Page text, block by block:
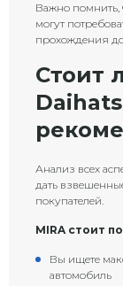
Важно помнить,
могут
прохождения
Стоит
Анализ всех
дать
покупателей.
MIRA стоит
Вы ищете
автомобиль